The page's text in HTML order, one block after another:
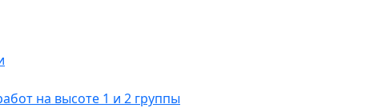
на высоте 1 и 2 группы